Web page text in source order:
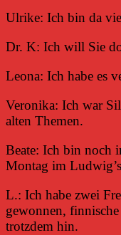
Ulrike: Ich bin da
Dr. K: Ich will Sie
Leona: Ich habe es
Veronika: Ich war
alten Themen.
Beate: Ich bin noch
Montag im
L.: Ich habe zwei
gewonnen,
trotzdem hin.